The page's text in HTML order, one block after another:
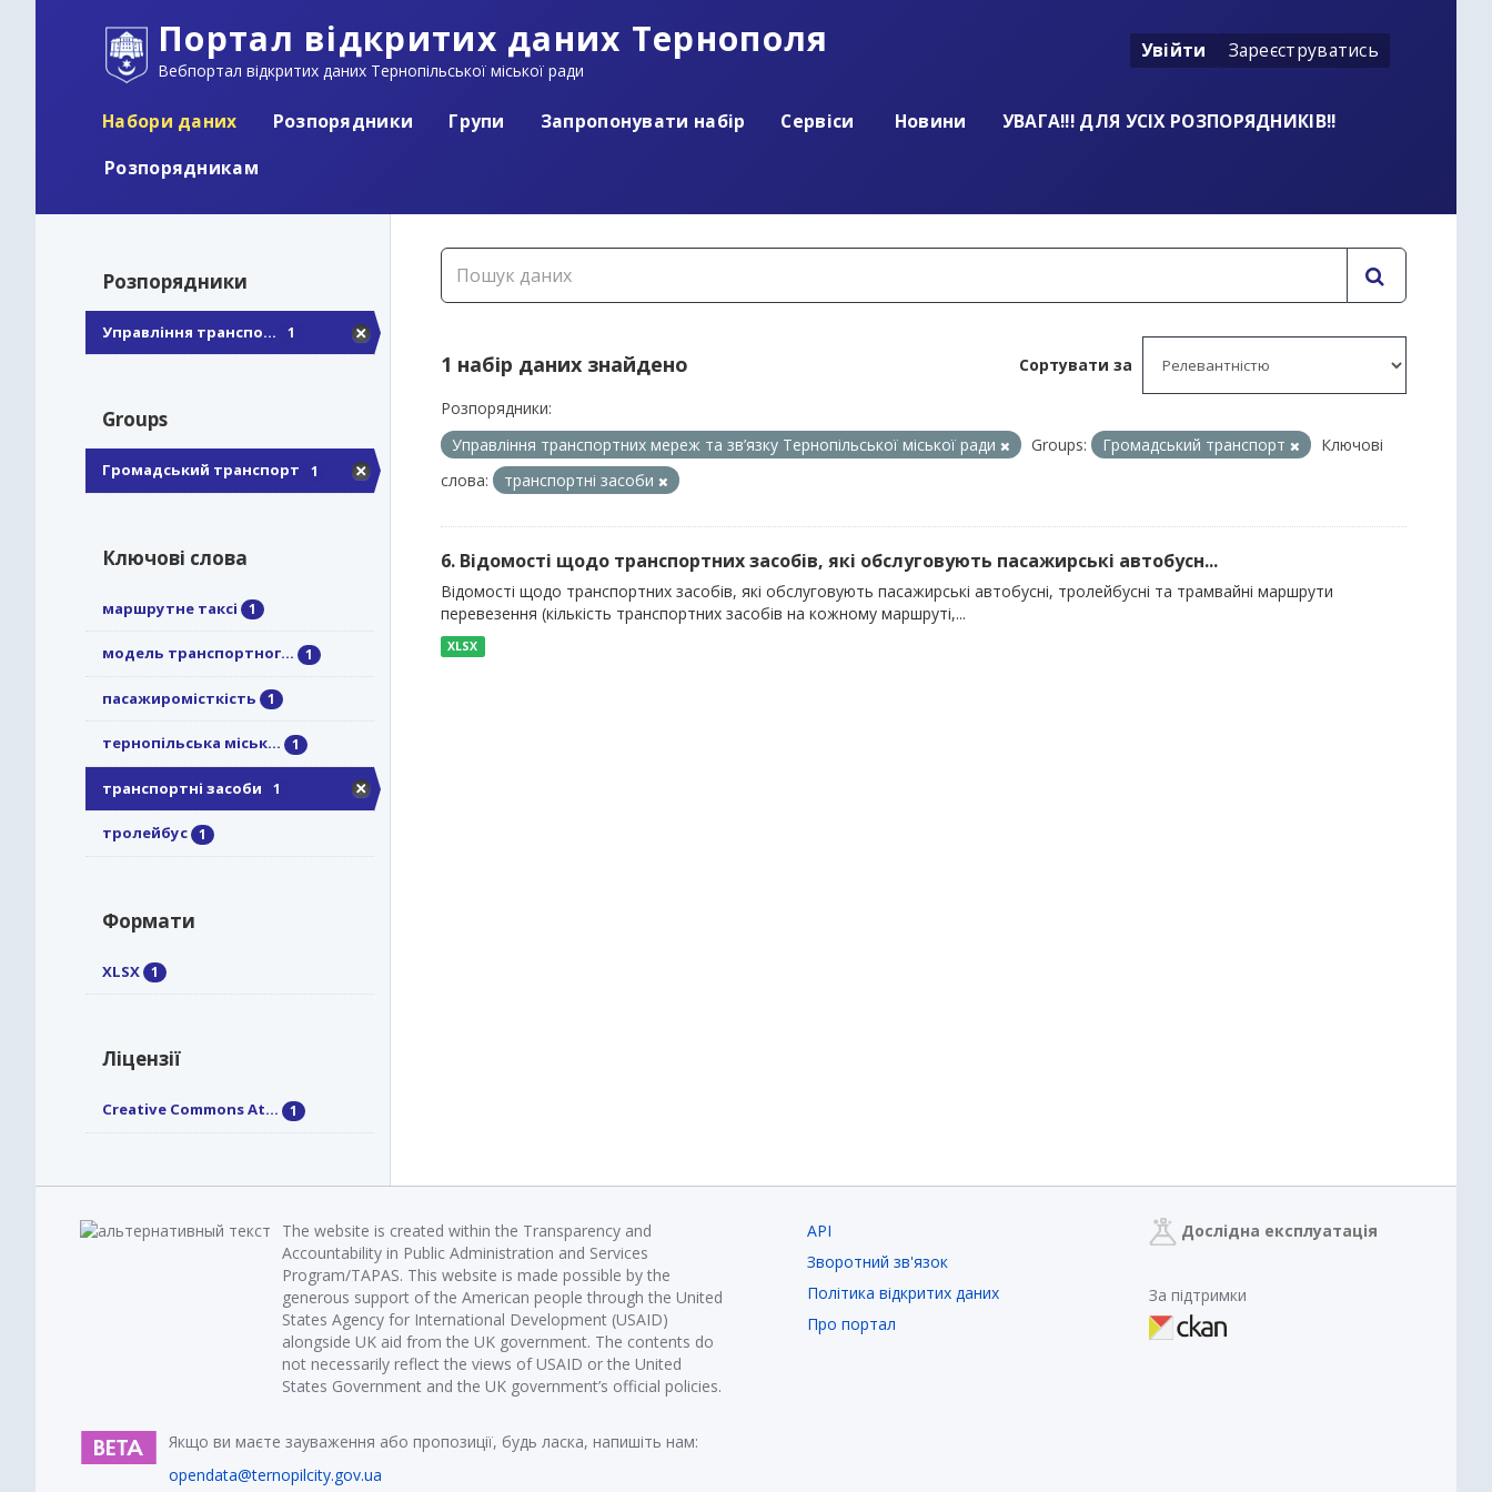
Портал відкритих даних Тернополя
Вебпортал відкритих даних Тернопільської міської ради
Увійти Зареєструватись
Набори даних Розпорядники Групи Запропонувати набір Сервіси Новини
УВАГА!!! ДЛЯ УСІХ РОЗПОРЯДНИКІВ!!
Розпорядникам
Розпорядники
Управління транспо... 1
Groups
Громадський транспорт 1
Ключові слова
маршрутне таксі 1
модель транспортног... 1
пасажиромісткість 1
тернопільська міськ... 1
транспортні засоби 1
тролейбус 1
Формати
XLSX 1
Ліцензії
Creative Commons At... 1
Сортувати за
1 набір даних знайдено
Розпорядники:
Управління транспортних мереж та зв’язку Тернопільської міської ради
Groups: Громадський транспорт
Ключові
слова:
транспортні засоби
6. Відомості щодо транспортних засобів, які обслуговують пасажирські автобусн...
Відомості щодо транспортних засобів, які обслуговують пасажирські автобусні, тролейбусні та трамвайні маршрути
перевезення (кількість транспортних засобів на кожному маршруті,...
XLSX
The website is created within the Transparency and
Accountability in Public Administration and Services
Program/TAPAS. This website is made possible by the
generous support of the American people through the United
States Agency for International Development (USAID)
alongside UK aid from the UK government. The contents do
not necessarily reflect the views of USAID or the United
States Government and the UK government’s official policies.
Якщо ви маєте зауваження або пропозиції, будь ласка, напишіть нам:
opendata@ternopilcity.gov.ua
API
Зворотний зв'язок
Політика відкритих даних
Про портал
Дослідна експлуатація
За підтримки